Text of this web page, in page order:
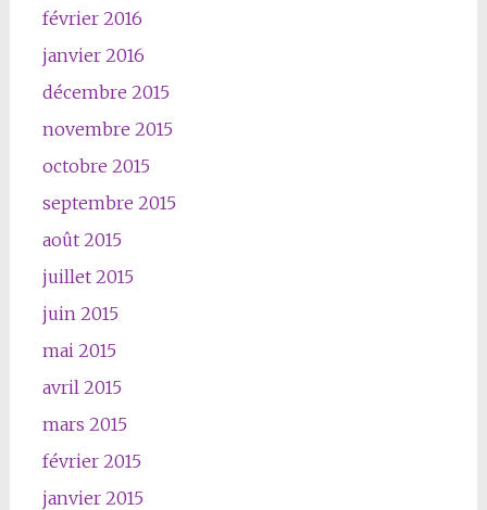
février 2016
janvier 2016
décembre 2015
novembre 2015
octobre 2015
septembre 2015
août 2015
juillet 2015
juin 2015
mai 2015
avril 2015
mars 2015
février 2015
janvier 2015